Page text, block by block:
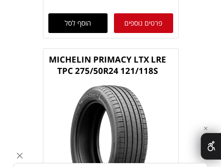
פרטים נוספים הוסף לסל
MICHELIN PRIMACY LTX LRE
TPC 275/50R24 121/118S
✕